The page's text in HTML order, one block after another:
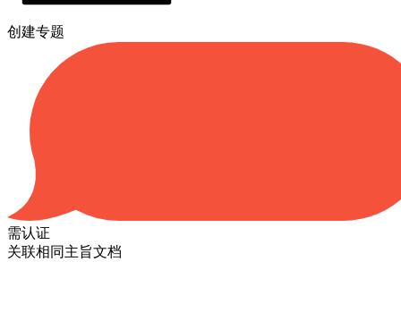
创建专题
需认证
关联相同主旨文档